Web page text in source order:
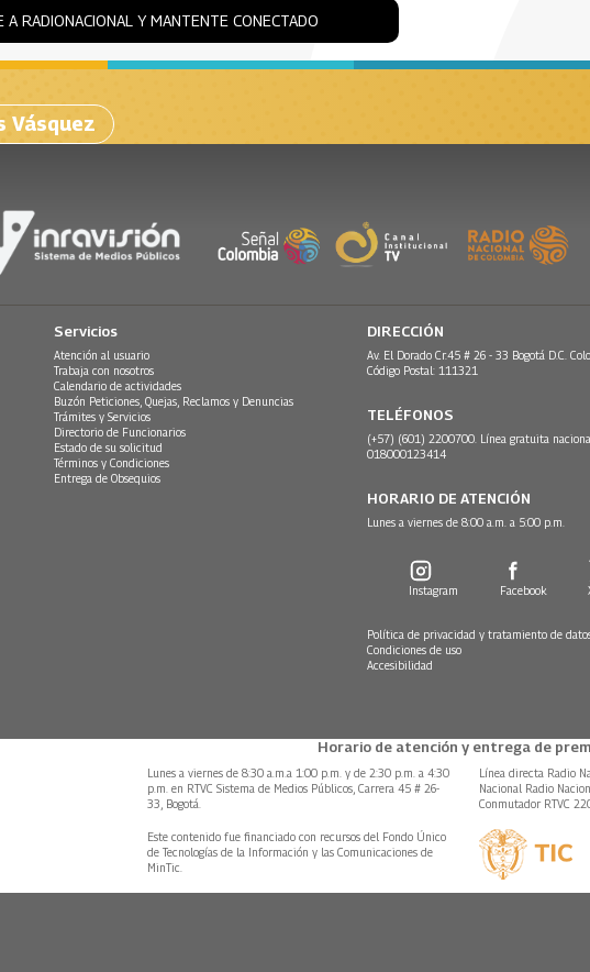
A RADIONACIONAL Y MANTENTE CONECTADO
Vásquez
Servicios
Atención al usuario
Trabaja con nosotros
Calendario de actividades
Buzón Peticiones, Quejas, Reclamos y Denuncias
Trámites y Servicios
Directorio de Funcionarios
Estado de su solicitud
Términos y Condiciones
Entrega de Obsequios
DIRECCIÓN
Av. El Dorado Cr.45 # 26 - 33 Bogotá D.C.
Código Postal: 111321
TELÉFONOS
(+57) (601) 2200700. Línea gratuita
018000123414
HORARIO DE ATENCIÓN
Lunes a viernes de 8:00 a.m. a 5:00 p.m.
Instagram Facebook
Política de privacidad y tratamiento de
Condiciones de uso
Accesibilidad
Horario de atención y entrega de
Lunes a viernes de 8:30 a.m.a 1:00 p.m. y de 2:30 p.m. a 4:30
p.m. en RTVC Sistema de Medios Públicos, Carrera 45 # 26-
33, Bogotá.
Línea directa Radio
Nacional Radio
Conmutador RTVC
Este contenido fue financiado con recursos del Fondo Único
de Tecnologías de la Información y las Comunicaciones de
MinTic.